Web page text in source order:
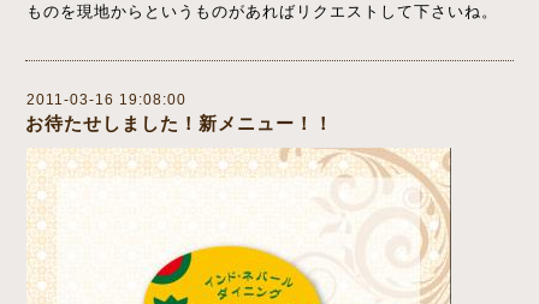
ものを現地からというものがあればリクエストして下さいね。
2011-03-16 19:08:00
お待たせしました！新メニュー！！